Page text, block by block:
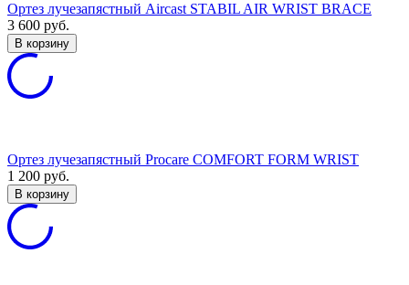
Ортез лучезапястный Aircast STABIL AIR WRIST BRACE
3 600 руб.
В корзину
Ортез лучезапястный Procare COMFORT FORM WRIST
1 200 руб.
В корзину